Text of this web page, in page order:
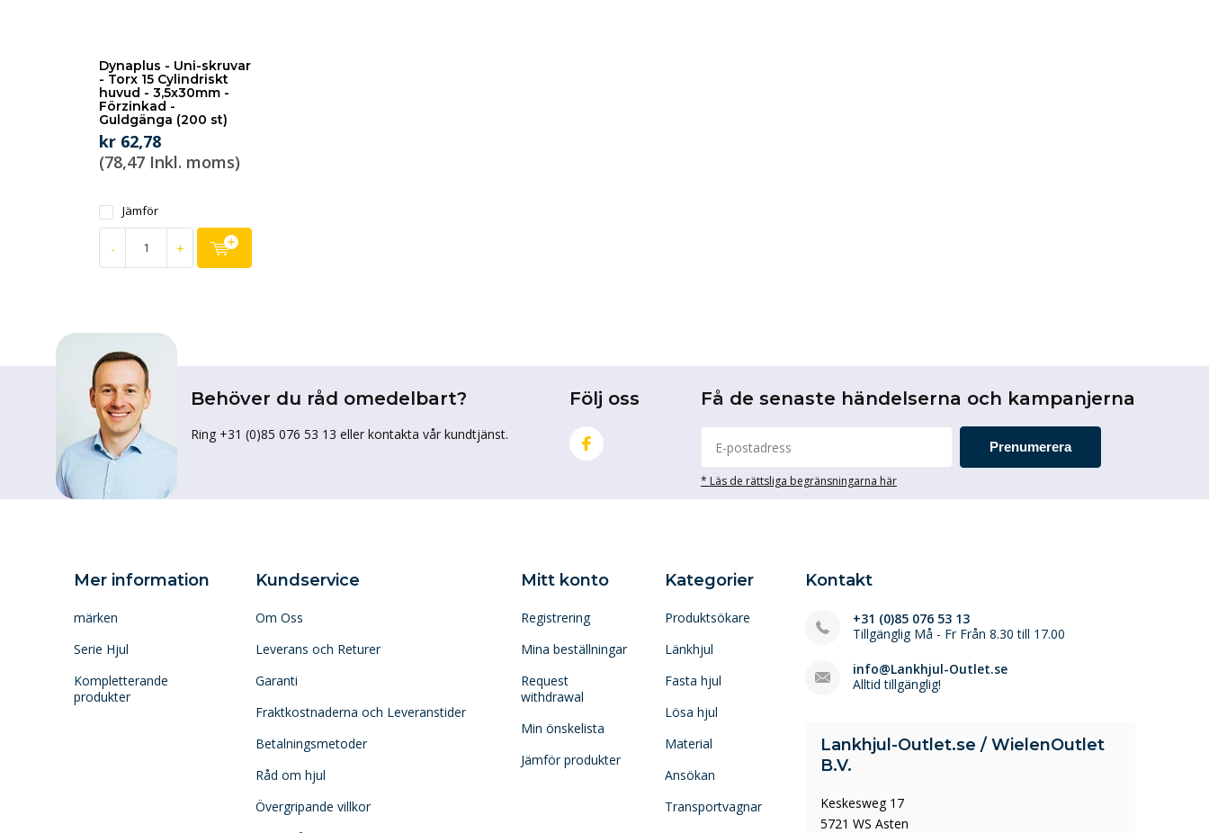
Dynaplus - Uni-skruvar
- Torx 15 Cylindriskt
huvud - 3,5x30mm -
Förzinkad -
Guldgänga (200 st)
kr 62,78
(78,47 Inkl. moms)
Jämför
- +
Behöver du råd omedelbart?
Ring +31 (0)85 076 53 13 eller kontakta vår kundtjänst.
Följ oss Få de senaste händelserna och kampanjerna
Prenumerera
* Läs de rättsliga begränsningarna här
Mer information
märken
Serie Hjul
Kompletterande
produkter
Kundservice
Om Oss
Leverans och Returer
Garanti
Fraktkostnaderna och Leveranstider
Betalningsmetoder
Råd om hjul
Övergripande villkor
Mitt konto
Registrering
Mina beställningar
Request
withdrawal
Min önskelista
Jämför produkter
Kategorier
Produktsökare
Länkhjul
Fasta hjul
Lösa hjul
Material
Ansökan
Transportvagnar
Kontakt
+31 (0)85 076 53 13
Tillgänglig Må - Fr Från 8.30 till 17.00
info@Lankhjul-Outlet.se
Alltid tillgänglig!
Lankhjul-Outlet.se / WielenOutlet
B.V.
Keskesweg 17
5721 WS Asten